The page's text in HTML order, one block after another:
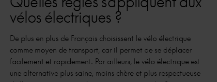
vélos électriques ?
De plus en plus de Français choisissent le vélo électrique
comme moyen de transport, car il permet de se déplacer
facilement et rapidement. Par ailleurs, le vélo électrique est
une alternative plus saine, moins chère et plus respectueuse